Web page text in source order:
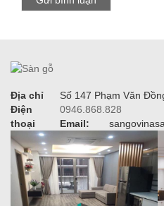
Địa chỉ
Số 147 Phạm Văn
Điện
thoại
0946.868.828
Email: